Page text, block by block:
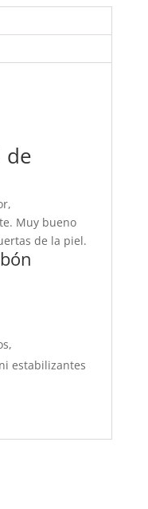
de
Muy bueno
de la piel.
estabilizantes